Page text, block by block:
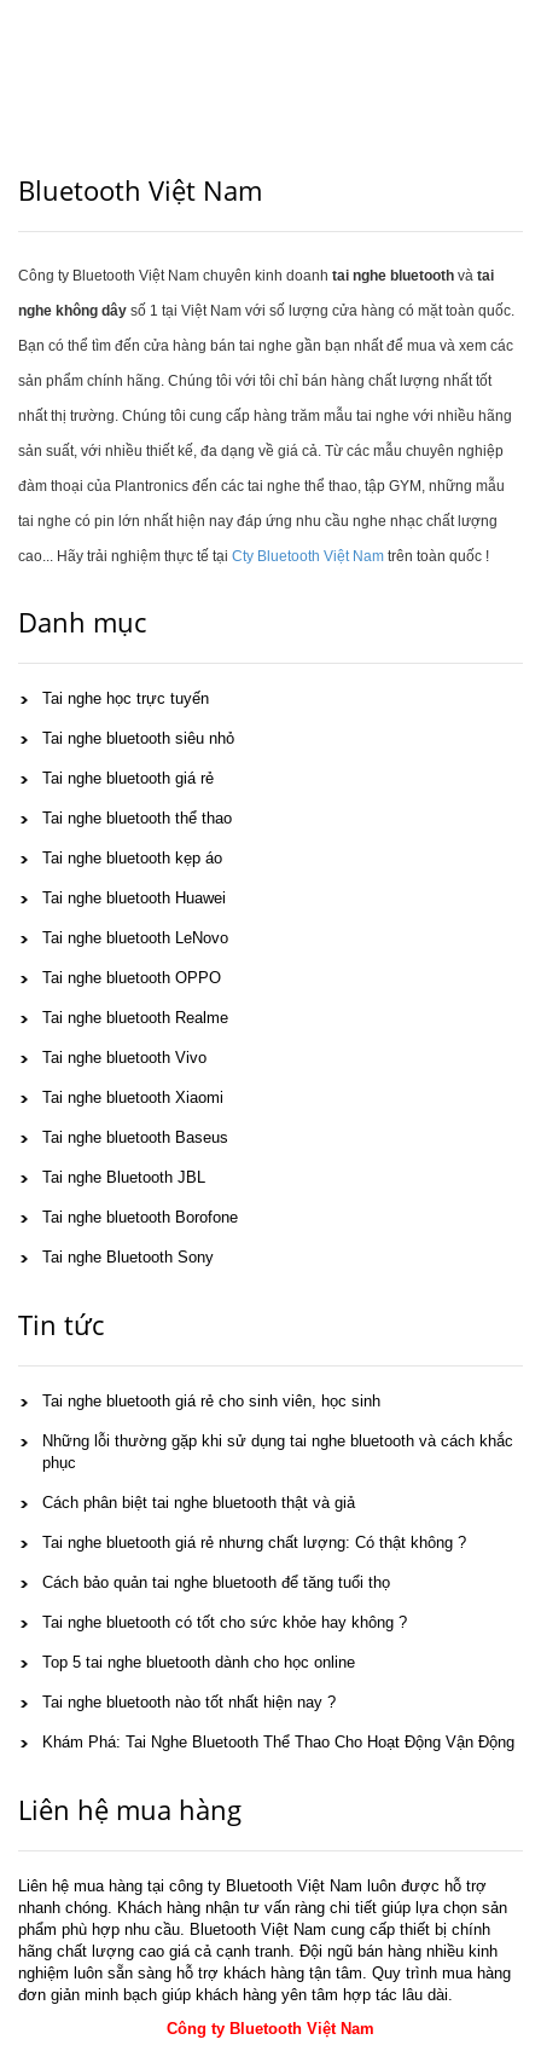
Bluetooth Việt Nam
Công ty Bluetooth Việt Nam chuyên kinh doanh tai nghe bluetooth và tai
nghe không dây số 1 tại Việt Nam với số lượng cửa hàng có mặt toàn quốc.
Bạn có thể tìm đến cửa hàng bán tai nghe gần bạn nhất để mua và xem các
sản phẩm chính hãng. Chúng tôi với tôi chỉ bán hàng chất lượng nhất tốt
nhất thị trường. Chúng tôi cung cấp hàng trăm mẫu tai nghe với nhiều hãng
sản suất, với nhiều thiết kế, đa dạng về giá cả. Từ các mẫu chuyên nghiệp
đàm thoại của Plantronics đến các tai nghe thể thao, tập GYM, những mẫu
tai nghe có pin lớn nhất hiện nay đáp ứng nhu cầu nghe nhạc chất lượng
cao... Hãy trải nghiệm thực tế tại Cty Bluetooth Việt Nam trên toàn quốc !
Danh mục
Tai nghe học trực tuyến
Tai nghe bluetooth siêu nhỏ
Tai nghe bluetooth giá rẻ
Tai nghe bluetooth thể thao
Tai nghe bluetooth kẹp áo
Tai nghe bluetooth Huawei
Tai nghe bluetooth LeNovo
Tai nghe bluetooth OPPO
Tai nghe bluetooth Realme
Tai nghe bluetooth Vivo
Tai nghe bluetooth Xiaomi
Tai nghe bluetooth Baseus
Tai nghe Bluetooth JBL
Tai nghe bluetooth Borofone
Tai nghe Bluetooth Sony
Tin tức
Tai nghe bluetooth giá rẻ cho sinh viên, học sinh
Những lỗi thường gặp khi sử dụng tai nghe bluetooth và cách khắc
phục
Cách phân biệt tai nghe bluetooth thật và giả
Tai nghe bluetooth giá rẻ nhưng chất lượng: Có thật không ?
Cách bảo quản tai nghe bluetooth để tăng tuổi thọ
Tai nghe bluetooth có tốt cho sức khỏe hay không ?
Top 5 tai nghe bluetooth dành cho học online
Tai nghe bluetooth nào tốt nhất hiện nay ?
Khám Phá: Tai Nghe Bluetooth Thể Thao Cho Hoạt Động Vận Động
Liên hệ mua hàng
Liên hệ mua hàng tại công ty Bluetooth Việt Nam luôn được hỗ trợ
nhanh chóng. Khách hàng nhận tư vấn ràng chi tiết giúp lựa chọn sản
phẩm phù hợp nhu cầu. Bluetooth Việt Nam cung cấp thiết bị chính
hãng chất lượng cao giá cả cạnh tranh. Đội ngũ bán hàng nhiều kinh
nghiệm luôn sẵn sàng hỗ trợ khách hàng tận tâm. Quy trình mua hàng
đơn giản minh bạch giúp khách hàng yên tâm hợp tác lâu dài.
Công ty Bluetooth Việt Nam